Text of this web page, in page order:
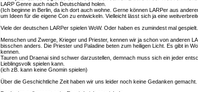
LARP Genre auch nach Deutschland holen.
(Ich beginne in Berlin, da ich dort auch wohne. Gerne können LARPer aus
um Ideen für die eigene Con zu entwickeln. Vielleicht lässt sich ja eine
Viele der deutschen LARPer spielen WoW. Oder haben es zumindest mal gespielt.
Menschen und Zwerge, Krieger und Priester, kennen wir ja schon von anderen
bisschen anders. Die Priester und Paladine beten zum heiligen Licht. Es gibt in
kennen.
Tauren und Draenai sind schwer darzustellen, demnach muss sich ein jeder
Lieblingsvolk spielen kann.
(ich zB. kann keine Gnomin spielen)
Über die Geschichtliche Zeit haben wir uns leider noch keine Gedanken gemacht.